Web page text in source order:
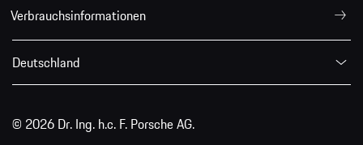
Verbrauchsinformationen
Deutschland
© 2026 Dr. Ing. h.c. F. Porsche AG.